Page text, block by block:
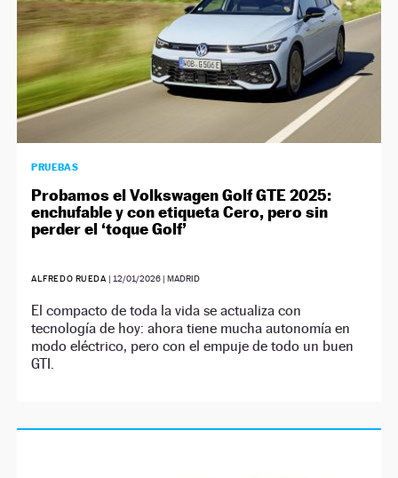
PRUEBAS
Probamos el Volkswagen Golf GTE 2025:
enchufable y con etiqueta Cero, pero sin
perder el ‘toque Golf’
ALFREDO RUEDA | 12/01/2026| MADRID
El compacto de toda la vida se actualiza con
tecnología de hoy: ahora tiene mucha autonomía en
modo eléctrico, pero con el empuje de todo un buen
GTI.